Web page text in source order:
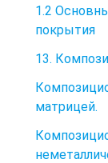
1.2
покрытия
13.
матрицей.